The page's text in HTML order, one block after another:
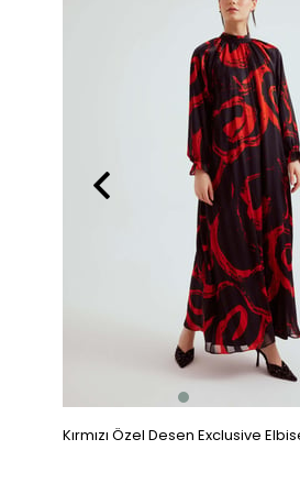
Kırmızı Özel Desen Exclusive